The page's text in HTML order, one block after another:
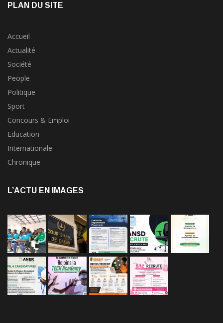
PLAN DU SITE
Accueil
Actualité
Société
People
Politique
Sport
Concours & Emploi
Education
Internationale
Chronique
L’ACTU EN IMAGES